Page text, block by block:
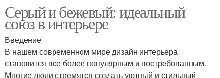
Серый и бежевый: идеальный
союз в интерьере
Введение
В нашем современном мире дизайн интерьера
становится все более популярным и востребованным.
Многие люди стремятся создать уютный и стильный